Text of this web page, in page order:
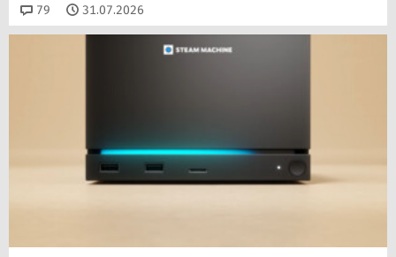
79 Kommentare
31.07.2026